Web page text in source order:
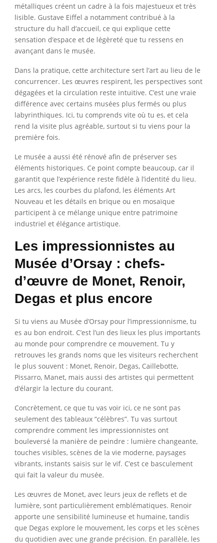
métalliques créent un cadre à la fois majestueux et très
lisible. Gustave Eiffel a notamment contribué à la
structure du hall d’accueil, ce qui explique cette
sensation d’espace et de légèreté que tu ressens en
avançant dans le musée.
Dans la pratique, cette architecture sert l’art au lieu de le
concurrencer. Les œuvres respirent, les perspectives sont
dégagées et la circulation reste intuitive. C’est une vraie
différence avec certains musées plus fermés ou plus
labyrinthiques. Ici, tu comprends vite où tu es, et cela
rend la visite plus agréable, surtout si tu viens pour la
première fois.
Le musée a aussi été rénové afin de préserver ses
éléments historiques. Ce point compte beaucoup, car il
garantit que l’expérience reste fidèle à l’identité du lieu.
Les arcs, les courbes du plafond, les éléments Art
Nouveau et les détails en brique ou en mosaïque
participent à ce mélange unique entre patrimoine
industriel et élégance artistique.
Les impressionnistes au
Musée d’Orsay : chefs-
d’œuvre de Monet, Renoir,
Degas et plus encore
Si tu viens au Musée d’Orsay pour l’impressionnisme, tu
es au bon endroit. C’est l’un des lieux les plus importants
au monde pour comprendre ce mouvement. Tu y
retrouves les grands noms que les visiteurs recherchent
le plus souvent : Monet, Renoir, Degas, Caillebotte,
Pissarro, Manet, mais aussi des artistes qui permettent
d’élargir la lecture du courant.
Concrètement, ce que tu vas voir ici, ce ne sont pas
seulement des tableaux “célèbres”. Tu vas surtout
comprendre comment les impressionnistes ont
bouleversé la manière de peindre : lumière changeante,
touches visibles, scènes de la vie moderne, paysages
vibrants, instants saisis sur le vif. C’est ce basculement
qui fait la valeur du musée.
Les œuvres de Monet, avec leurs jeux de reflets et de
lumière, sont particulièrement emblématiques. Renoir
apporte une sensibilité lumineuse et humaine, tandis
que Degas explore le mouvement, les corps et les scènes
du quotidien avec une grande précision. En parallèle, les